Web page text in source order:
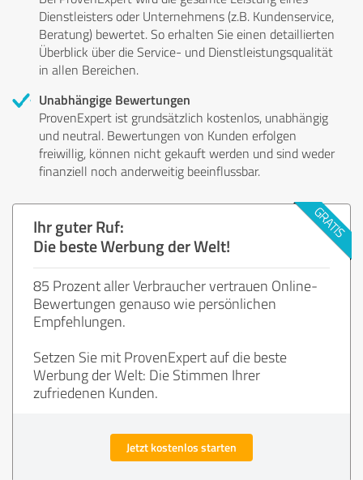
Dienstleisters oder Unternehmens (z.B. Kundenservice,
Beratung) bewertet. So erhalten Sie einen detaillierten
Überblick über die Service- und Dienstleistungsqualität
in allen Bereichen.
Unabhängige Bewertungen
ProvenExpert ist grundsätzlich kostenlos, unabhängig
und neutral. Bewertungen von Kunden erfolgen
freiwillig, können nicht gekauft werden und sind weder
finanziell noch anderweitig beeinflussbar.
Ihr guter Ruf:
Die beste Werbung der Welt!
85 Prozent aller Verbraucher vertrauen Online-
Bewertungen genauso wie persönlichen
Empfehlungen.
Setzen Sie mit ProvenExpert auf die beste
Werbung der Welt: Die Stimmen Ihrer
zufriedenen Kunden.
Jetzt kostenlos starten